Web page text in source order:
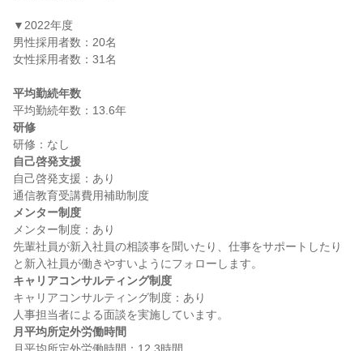
▼2022年度
男性採用者数：20名
女性採用者数：31名
平均勤続年数
研修
自己啓発支援
自己啓発支援：あり
メンター制度
メンター制度：あり
先輩社員が新入社員の相談事を聞いたり、仕事をサポートしたり
キャリアコンサルティング制度
キャリアコンサルティング制度：あり
月平均所定外労働時間